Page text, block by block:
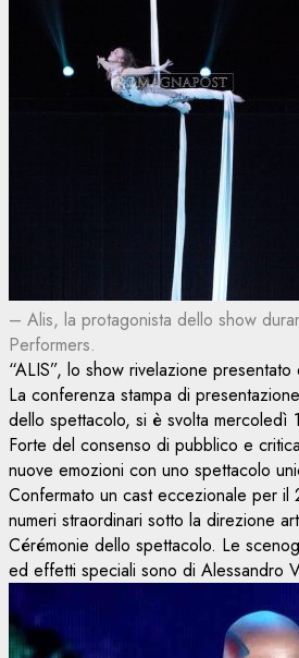
– Alis, la protagonista dello show
Performers.
“ALIS”, lo show rivelazione
La conferenza stampa di
dello spettacolo, si è svolta mercoledì
Forte del consenso di pubblico e
nuove emozioni con uno spettacolo
Confermato un cast eccezionale per il
numeri straordinari sotto la direzione
Cérémonie dello spettacolo. Le
ed effetti speciali sono di Alessandro